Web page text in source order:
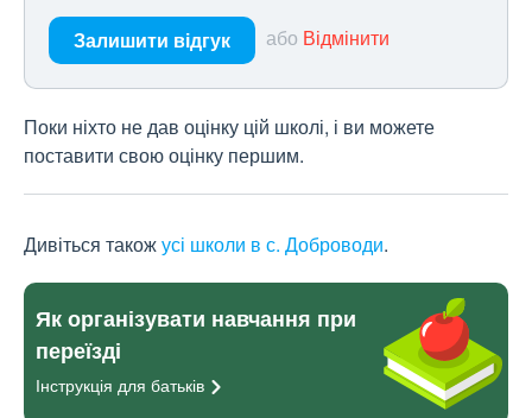
Залишити відгук або Відмінити
Поки ніхто не дав оцінку цій школі, і ви можете
поставити свою оцінку першим.
Дивіться такожусі школи в с. Доброводи.
Як організувати навчання при
переїзді
Інструкція для батьків